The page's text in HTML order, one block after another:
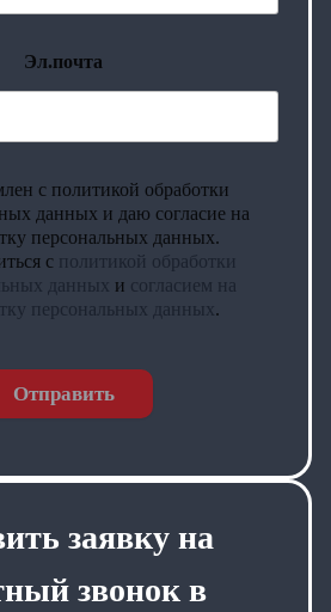
Эл.почта
с политикой обработки
данных и даю согласие на
персональных данных.
с политикой обработки
данных и согласием на
персональных данных.
Отправить
заявку на
звонок в